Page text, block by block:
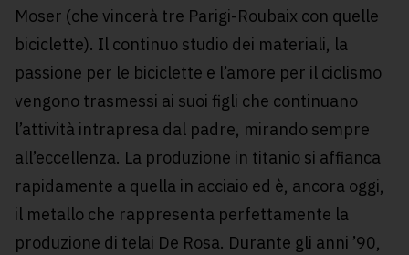
Moser (che vincerà tre Parigi-Roubaix con quelle
biciclette). Il continuo studio dei materiali, la
passione per le biciclette e l’amore per il ciclismo
vengono trasmessi ai suoi figli che continuano
l’attività intrapresa dal padre, mirando sempre
all’eccellenza. La produzione in titanio si affianca
rapidamente a quella in acciaio ed è, ancora oggi,
il metallo che rappresenta perfettamente la
produzione di telai De Rosa. Durante gli anni ’90,